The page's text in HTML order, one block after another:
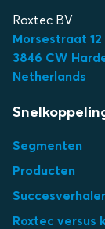
Roxtec BV
Morsestraat 12
3846 CW
Netherlands
Segmenten
Producten
Roxtec versus